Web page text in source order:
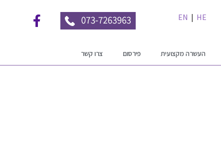
EN | HE
העשרה מקצועית פירסום צרו קשר